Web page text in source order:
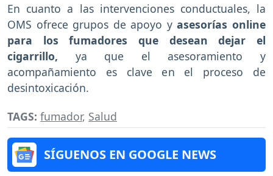
En cuanto a las intervenciones conductuales, la
OMS ofrece grupos de apoyo yasesorías online
para los fumadores que desean dejar el
cigarrillo, ya que el asesoramiento y
acompañamiento es clave en el proceso de
desintoxicación.
TAGS: fumador, Salud
SÍGUENOS EN GOOGLE NEWS